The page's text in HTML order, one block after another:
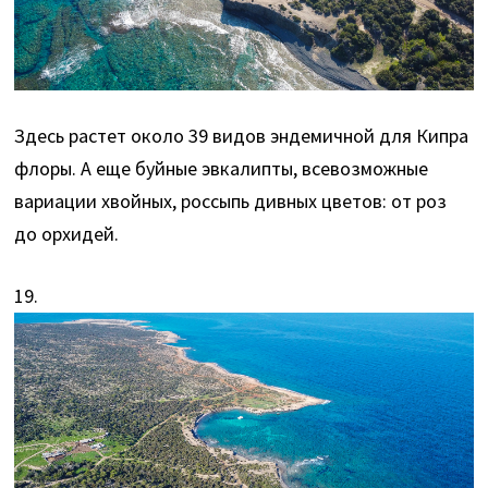
Здесь растет около 39 видов эндемичной для Кипра
флоры. А еще буйные эвкалипты, всевозможные
вариации хвойных, россыпь дивных цветов: от роз
до орхидей.
19.